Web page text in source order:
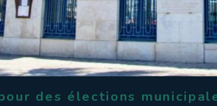
des élections